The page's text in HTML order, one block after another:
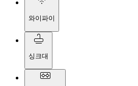
와이파이
싱크대